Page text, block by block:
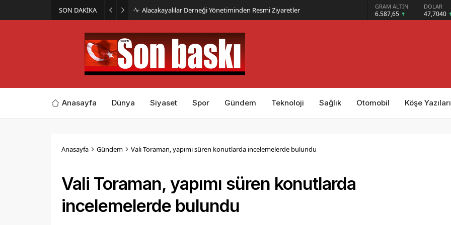
SON DAKİKA Ağın’da Tasavvuf Etkinliği Düzenlendi DOLAR
47,7040
EURO
54,9979
Anasayfa Dünya Siyaset Spor Gündem Teknoloji Sağlık Otomobil Köşe Yazıları
Anasayfa Gündem Vali Toraman, yapımı süren konutlarda incelemelerde bulundu
Vali Toraman, yapımı süren konutlarda
incelemelerde bulundu